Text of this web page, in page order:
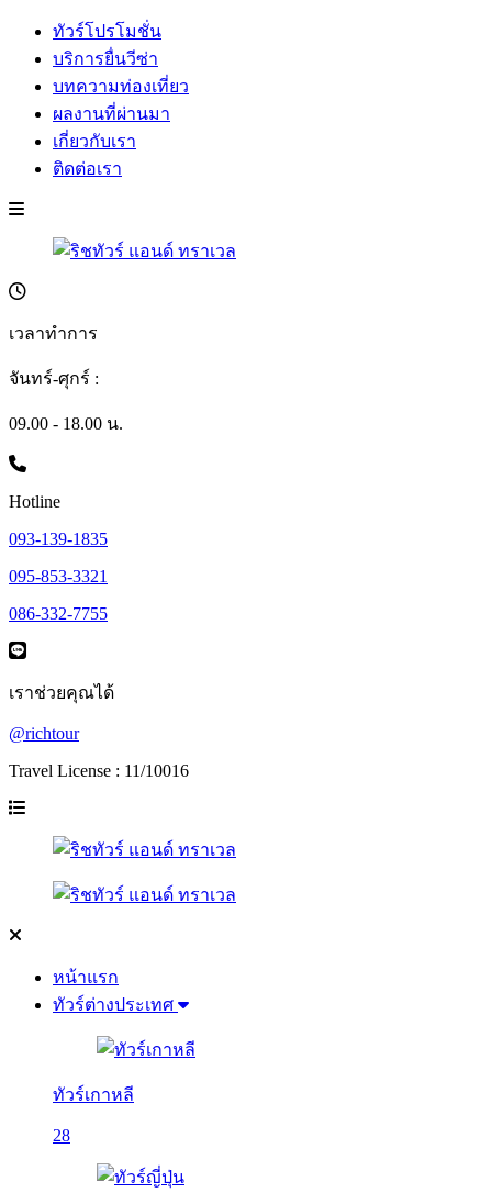
ทัวร์โปรโมชั่น
บริการยื่นวีซ่า
บทความท่องเที่ยว
ผลงานที่ผ่านมา
เกี่ยวกับเรา
ติดต่อเรา
เวลาทำการ
จันทร์-ศุกร์ :
09.00 - 18.00 น.
Hotline
093-139-1835
095-853-3321
086-332-7755
เราช่วยคุณได้
@richtour
Travel License : 11/10016
หน้าแรก
ทัวร์ต่างประเทศ
ทัวร์เกาหลี
28